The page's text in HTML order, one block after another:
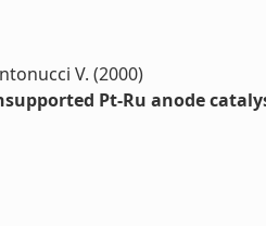
V. (2000)
Pt-Ru anode